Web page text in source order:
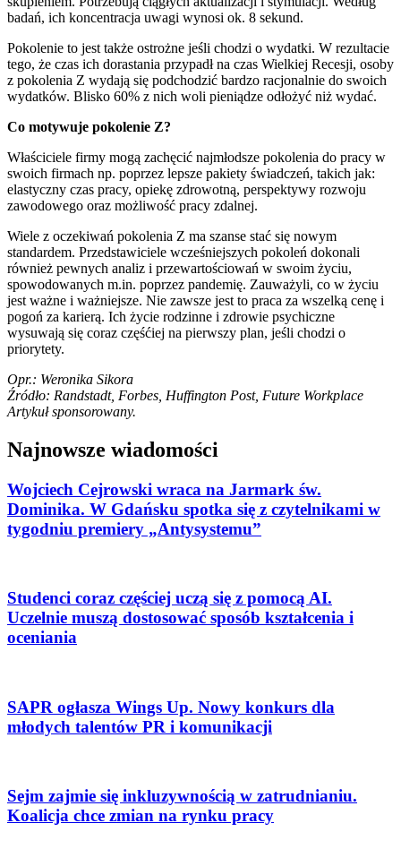
badań, ich koncentracja uwagi wynosi ok. 8 sekund.
Pokolenie to jest także ostrożne jeśli chodzi o wydatki. W rezultacie
tego, że czas ich dorastania przypadł na czas Wielkiej Recesji, osoby
z pokolenia Z wydają się podchodzić bardzo racjonalnie do swoich
wydatków. Blisko 60% z nich woli pieniądze odłożyć niż wydać.
Co motywuje pokolenie Z?
Właściciele firmy mogą zachęcić najmłodsze pokolenia do pracy w
swoich firmach np. poprzez lepsze pakiety świadczeń, takich jak:
elastyczny czas pracy, opiekę zdrowotną, perspektywy rozwoju
zawodowego oraz możliwość pracy zdalnej.
Wiele z oczekiwań pokolenia Z ma szanse stać się nowym
standardem. Przedstawiciele wcześniejszych pokoleń dokonali
również pewnych analiz i przewartościowań w swoim życiu,
spowodowanych m.in. poprzez pandemię. Zauważyli, co w życiu
jest ważne i ważniejsze. Nie zawsze jest to praca za wszelką cenę i
pogoń za karierą. Ich życie rodzinne i zdrowie psychiczne
wysuwają się coraz częśćiej na pierwszy plan, jeśli chodzi o
priorytety.
Opr.: Weronika Sikora
Źródło: Randstadt, Forbes, Huffington Post, Future Workplace
Artykuł sponsorowany.
Najnowsze wiadomości
Wojciech Cejrowski wraca na Jarmark św.
Dominika. W Gdańsku spotka się z czytelnikami w
tygodniu premiery „Antysystemu”
Studenci coraz częściej uczą się z pomocą AI.
Uczelnie muszą dostosować sposób kształcenia i
oceniania
SAPR ogłasza Wings Up. Nowy konkurs dla
młodych talentów PR i komunikacji
Sejm zajmie się inkluzywnością w zatrudnianiu.
Koalicja chce zmian na rynku pracy